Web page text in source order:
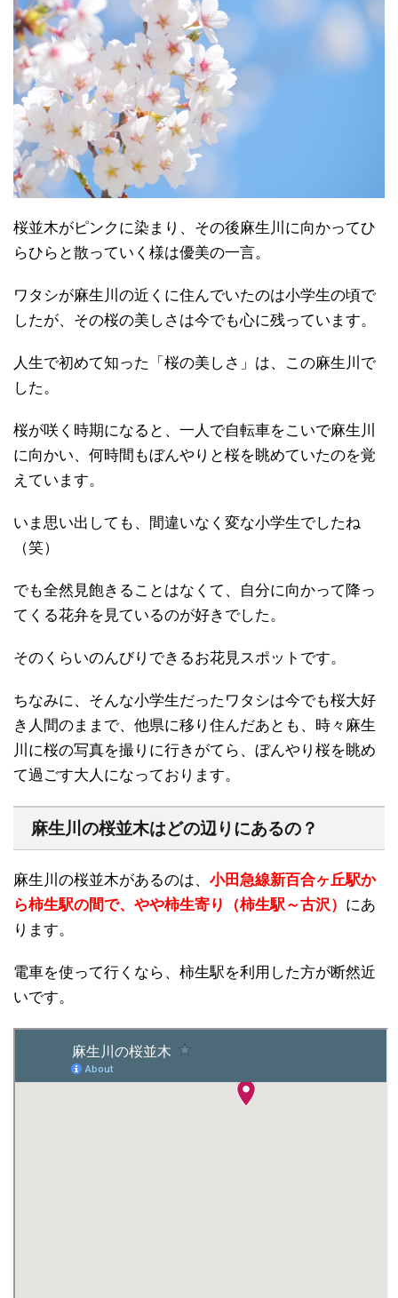
桜並木がピンクに染まり、その後麻生川に向かってひ
らひらと散っていく様は優美の一言。
ワタシが麻生川の近くに住んでいたのは小学生の頃で
したが、その桜の美しさは今でも心に残っています。
人生で初めて知った「桜の美しさ」は、この麻生川で
した。
桜が咲く時期になると、一人で自転車をこいで麻生川
に向かい、何時間もぼんやりと桜を眺めていたのを覚
えています。
いま思い出しても、間違いなく変な小学生でしたね
（笑）
でも全然見飽きることはなくて、自分に向かって降っ
てくる花弁を見ているのが好きでした。
そのくらいのんびりできるお花見スポットです。
ちなみに、そんな小学生だったワタシは今でも桜大好
き人間のままで、他県に移り住んだあとも、時々麻生
川に桜の写真を撮りに行きがてら、ぼんやり桜を眺め
て過ごす大人になっております。
麻生川の桜並木はどの辺りにあるの？
麻生川の桜並木があるのは、 小田急線新百合ヶ丘駅か
ら柿生駅の間で、やや柿生寄り（柿生駅～古沢） にあ
ります。
電車を使って行くなら、柿生駅を利用した方が断然近
いです。